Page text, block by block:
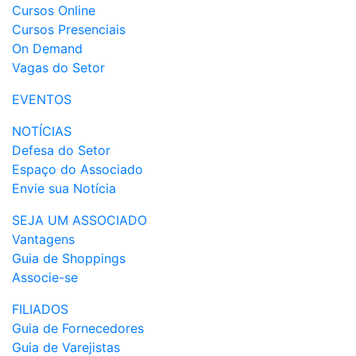
Cursos Online
Cursos Presenciais
On Demand
Vagas do Setor
EVENTOS
NOTÍCIAS
Defesa do Setor
Espaço do Associado
Envie sua Notícia
SEJA UM ASSOCIADO
Vantagens
Guia de Shoppings
Associe-se
FILIADOS
Guia de Fornecedores
Guia de Varejistas